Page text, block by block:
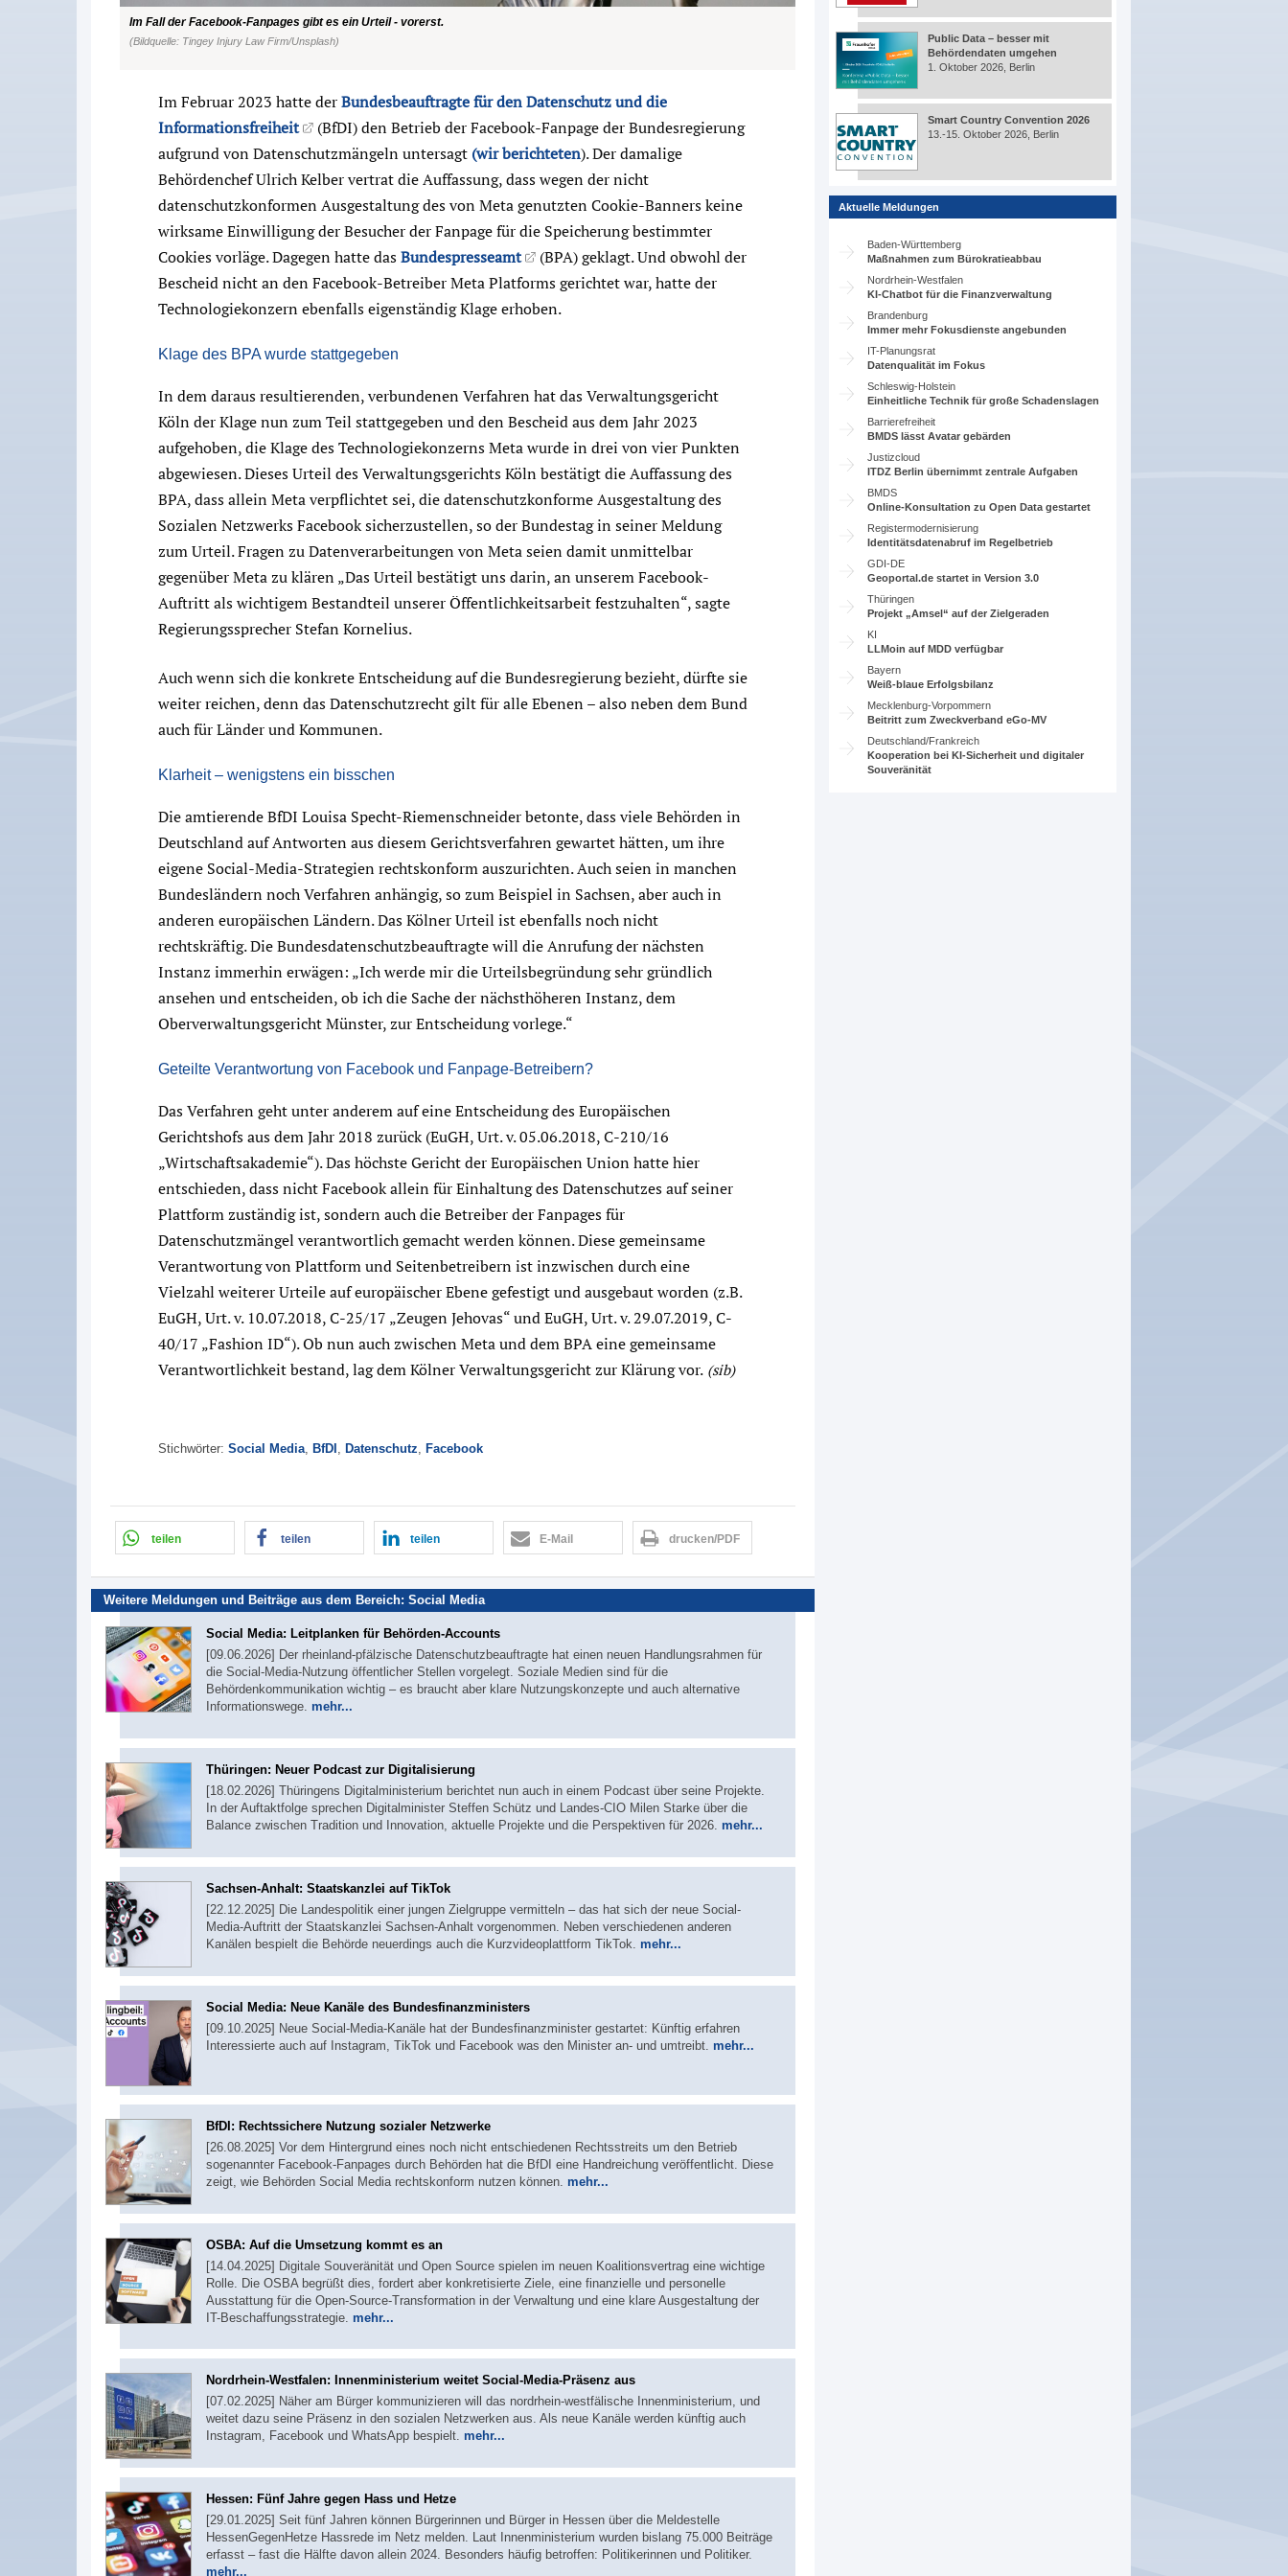
Im Fall der Facebook-Fanpages gibt es ein Urteil - vorerst.
(Bildquelle: Tingey Injury Law Firm/Unsplash)
Im Februar 2023 hatte derBundesbeauftragte für den Datenschutz und die
Informationsfreiheit
(BfDI) den Betrieb der Facebook-Fanpage der Bundesregierung
aufgrund von Datenschutzmängeln untersagt (wir berichteten). Der damalige
Behördenchef Ulrich Kelber vertrat die Auffassung, dass wegen der nicht
datenschutzkonformen Ausgestaltung des von Meta genutzten Cookie-Banners keine
wirksame Einwilligung der Besucher der Fanpage für die Speicherung bestimmter
Cookies vorläge. Dagegen hatte dasBundespresseamt
(BPA) geklagt. Und obwohl der
Bescheid nicht an den Facebook-Betreiber Meta Platforms gerichtet war, hatte der
Technologiekonzern ebenfalls eigenständig Klage erhoben.
Klage des BPA wurde stattgegeben
In dem daraus resultierenden, verbundenen Verfahren hat das Verwaltungsgericht
Köln der Klage nun zum Teil stattgegeben und den Bescheid aus dem Jahr 2023
aufgehoben, die Klage des Technologiekonzerns Meta wurde in drei von vier Punkten
abgewiesen. Dieses Urteil des Verwaltungsgerichts Köln bestätigt die Auffassung des
BPA, dass allein Meta verpflichtet sei, die datenschutzkonforme Ausgestaltung des
Sozialen Netzwerks Facebook sicherzustellen, so der Bundestag in seiner Meldung
zum Urteil. Fragen zu Datenverarbeitungen von Meta seien damit unmittelbar
gegenüber Meta zu klären „Das Urteil bestätigt uns darin, an unserem Facebook-
Auftritt als wichtigem Bestandteil unserer Öffentlichkeitsarbeit festzuhalten“, sagte
Regierungssprecher Stefan Kornelius.
Auch wenn sich die konkrete Entscheidung auf die Bundesregierung bezieht, dürfte sie
weiter reichen, denn das Datenschutzrecht gilt für alle Ebenen – also neben dem Bund
auch für Länder und Kommunen.
Klarheit – wenigstens ein bisschen
Die amtierende BfDI Louisa Specht-Riemenschneider betonte, dass viele Behörden in
Deutschland auf Antworten aus diesem Gerichtsverfahren gewartet hätten, um ihre
eigene Social-Media-Strategien rechtskonform auszurichten. Auch seien in manchen
Bundesländern noch Verfahren anhängig, so zum Beispiel in Sachsen, aber auch in
anderen europäischen Ländern. Das Kölner Urteil ist ebenfalls noch nicht
rechtskräftig. Die Bundesdatenschutzbeauftragte will die Anrufung der nächsten
Instanz immerhin erwägen: „Ich werde mir die Urteilsbegründung sehr gründlich
ansehen und entscheiden, ob ich die Sache der nächsthöheren Instanz, dem
Oberverwaltungsgericht Münster, zur Entscheidung vorlege.“
Geteilte Verantwortung von Facebook und Fanpage-Betreibern?
Das Verfahren geht unter anderem auf eine Entscheidung des Europäischen
Gerichtshofs aus dem Jahr 2018 zurück (EuGH, Urt. v. 05.06.2018, C-210/16
„Wirtschaftsakademie“). Das höchste Gericht der Europäischen Union hatte hier
entschieden, dass nicht Facebook allein für Einhaltung des Datenschutzes auf seiner
Plattform zuständig ist, sondern auch die Betreiber der Fanpages für
Datenschutzmängel verantwortlich gemacht werden können. Diese gemeinsame
Verantwortung von Plattform und Seitenbetreibern ist inzwischen durch eine
Vielzahl weiterer Urteile auf europäischer Ebene gefestigt und ausgebaut worden (z.B.
EuGH, Urt. v. 10.07.2018, C-25/17 „Zeugen Jehovas“ und EuGH, Urt. v. 29.07.2019, C-
40/17 „Fashion ID“). Ob nun auch zwischen Meta und dem BPA eine gemeinsame
Verantwortlichkeit bestand, lag dem Kölner Verwaltungsgericht zur Klärung vor. (sib)
Stichwörter: Social Media BfDI Datenschutz Facebook
teilen teilen teilen E-Mail drucken/PDF
Weitere Meldungen und Beiträge aus dem Bereich: Social Media
Social Media: Leitplanken für Behörden-Accounts
[09.06.2026] Der rheinland-pfälzische Datenschutzbeauftragte hat einen neuen Handlungsrahmen für
die Social-Media-Nutzung öffentlicher Stellen vorgelegt. Soziale Medien sind für die
Behördenkommunikation wichtig – es braucht aber klare Nutzungskonzepte und auch alternative
Informationswege. mehr...
Thüringen: Neuer Podcast zur Digitalisierung
[18.02.2026] Thüringens Digitalministerium berichtet nun auch in einem Podcast über seine Projekte.
In der Auftaktfolge sprechen Digitalminister Steffen Schütz und Landes-CIO Milen Starke über die
Balance zwischen Tradition und Innovation, aktuelle Projekte und die Perspektiven für 2026. mehr...
Sachsen-Anhalt: Staatskanzlei auf TikTok
[22.12.2025] Die Landespolitik einer jungen Zielgruppe vermitteln – das hat sich der neue Social-
Media-Auftritt der Staatskanzlei Sachsen-Anhalt vorgenommen. Neben verschiedenen anderen
Kanälen bespielt die Behörde neuerdings auch die Kurzvideoplattform TikTok. mehr...
Social Media: Neue Kanäle des Bundesfinanzministers
[09.10.2025] Neue Social-Media-Kanäle hat der Bundesfinanzminister gestartet: Künftig erfahren
Interessierte auch auf Instagram, TikTok und Facebook was den Minister an- und umtreibt. mehr...
BfDI: Rechtssichere Nutzung sozialer Netzwerke
[26.08.2025] Vor dem Hintergrund eines noch nicht entschiedenen Rechtsstreits um den Betrieb
sogenannter Facebook-Fanpages durch Behörden hat die BfDI eine Handreichung veröffentlicht. Diese
zeigt, wie Behörden Social Media rechtskonform nutzen können. mehr...
OSBA: Auf die Umsetzung kommt es an
[14.04.2025] Digitale Souveränität und Open Source spielen im neuen Koalitionsvertrag eine wichtige
Rolle. Die OSBA begrüßt dies, fordert aber konkretisierte Ziele, eine finanzielle und personelle
Ausstattung für die Open-Source-Transformation in der Verwaltung und eine klare Ausgestaltung der
IT-Beschaffungsstrategie. mehr...
Nordrhein-Westfalen: Innenministerium weitet Social-Media-Präsenz aus
[07.02.2025] Näher am Bürger kommunizieren will das nordrhein-westfälische Innenministerium, und
weitet dazu seine Präsenz in den sozialen Netzwerken aus. Als neue Kanäle werden künftig auch
Instagram, Facebook und WhatsApp bespielt. mehr...
Hessen: Fünf Jahre gegen Hass und Hetze
[29.01.2025] Seit fünf Jahren können Bürgerinnen und Bürger in Hessen über die Meldestelle
HessenGegenHetze Hassrede im Netz melden. Laut Innenministerium wurden bislang 75.000 Beiträge
erfasst – fast die Hälfte davon allein 2024. Besonders häufig betroffen: Politikerinnen und Politiker.
mehr...
Public Data – besser mit
Behördendaten umgehen
1. Oktober 2026, Berlin
Smart Country Convention 2026
13.-15. Oktober 2026, Berlin
Aktuelle Meldungen
Baden-Württemberg
Maßnahmen zum Bürokratieabbau
Nordrhein-Westfalen
KI-Chatbot für die Finanzverwaltung
Brandenburg
Immer mehr Fokusdienste angebunden
IT-Planungsrat
Datenqualität im Fokus
Schleswig-Holstein
Einheitliche Technik für große Schadenslagen
Barrierefreiheit
BMDS lässt Avatar gebärden
Justizcloud
ITDZ Berlin übernimmt zentrale Aufgaben
BMDS
Online-Konsultation zu Open Data gestartet
Registermodernisierung
Identitätsdatenabruf im Regelbetrieb
GDI-DE
Geoportal.de startet in Version 3.0
Thüringen
Projekt „Amsel“ auf der Zielgeraden
KI
LLMoin auf MDD verfügbar
Bayern
Weiß-blaue Erfolgsbilanz
Mecklenburg-Vorpommern
Beitritt zum Zweckverband eGo-MV
Deutschland/Frankreich
Kooperation bei KI-Sicherheit und digitaler
Souveränität